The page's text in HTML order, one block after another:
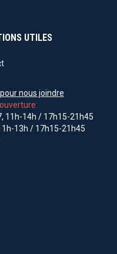
UTILES
nous joindre
11h-14h / 17h15-21h45
13h / 17h15-21h45